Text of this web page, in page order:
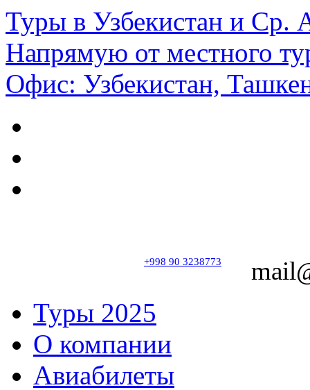
Туры в Узбекистан и Ср.
Напрямую от местного
Офис: Узбекистан,
+998 90 3238773
Туры 2025
О компании
Авиабилеты